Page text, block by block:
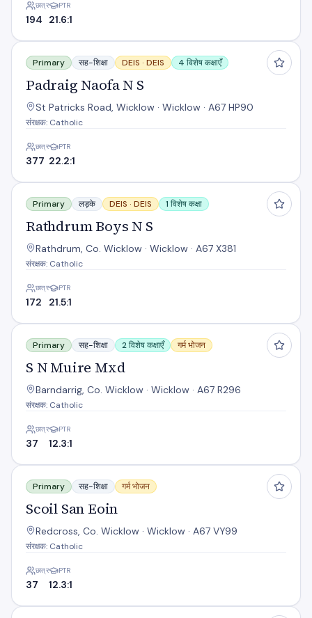
छात्र
194
PTR
21.6:1
Padraig Naofa N S
Primary सह-शिक्षा DEIS · DEIS 4 विशेष कक्षाएँ
Padraig Naofa N S
St Patricks Road, Wicklow · Wicklow · A67 HP90
संरक्षक: Catholic
छात्र
377
PTR
22.2:1
Rathdrum Boys N S
Primary लड़के DEIS · DEIS 1 विशेष कक्षा
Rathdrum Boys N S
Rathdrum, Co. Wicklow · Wicklow · A67 X381
संरक्षक: Catholic
छात्र
172
PTR
21.5:1
S N Muire Mxd
Primary सह-शिक्षा 2 विशेष कक्षाएँ गर्म भोजन
S N Muire Mxd
Barndarrig, Co. Wicklow · Wicklow · A67 R296
संरक्षक: Catholic
छात्र
37
PTR
12.3:1
Scoil San Eoin
Primary सह-शिक्षा गर्म भोजन
Scoil San Eoin
Redcross, Co. Wicklow · Wicklow · A67 VY99
संरक्षक: Catholic
छात्र
37
PTR
12.3:1
Scoil na Coróine Mhuire